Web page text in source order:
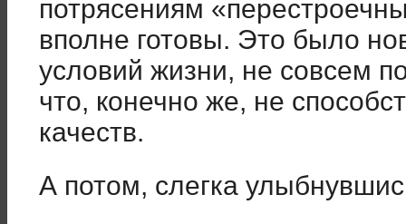
потрясениям
вполне готовы. Это было
условий жизни, не совсем
что, конечно же, не
качеств.
А потом, слегка